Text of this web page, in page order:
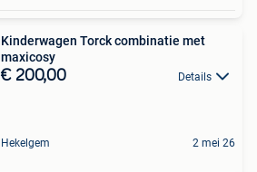
Kinderwagen Torck combinatie met
maxicosy
€ 200,00 Details
Hekelgem 2 mei 26